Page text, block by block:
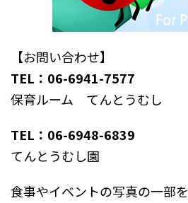
【お問い合わせ】
TEL：06-6941-7577
保育ルーム てんとうむし
TEL：06-6948-6839
てんとうむし園
食事やイベントの写真の一部を